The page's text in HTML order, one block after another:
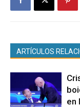
ARTÍCULOS
en